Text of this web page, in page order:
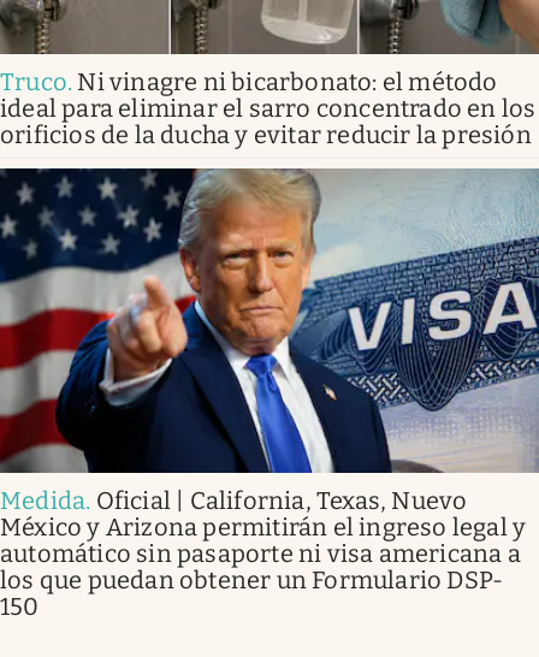
Truco. Ni vinagre ni bicarbonato: el método
ideal para eliminar el sarro concentrado en los
orificios de la ducha y evitar reducir la presión
Medida. Oficial | California, Texas, Nuevo
México y Arizona permitirán el ingreso legal y
automático sin pasaporte ni visa americana a
los que puedan obtener un Formulario DSP-
150